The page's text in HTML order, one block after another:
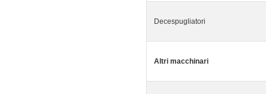
Decespugliatori
Altri macchinari